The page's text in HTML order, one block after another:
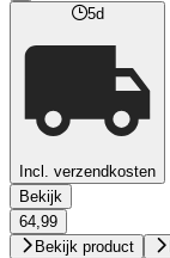
5d
Incl. verzendkosten
Bekijk
64,99
Bekijk product